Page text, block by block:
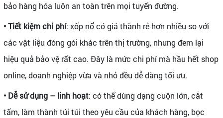
bảo hàng hóa luôn an toàn trên mọi tuyến đường.
• Tiết kiệm chi phí: xốp nổ có giá thành rẻ hơn nhiều so với
các vật liệu đóng gói khác trên thị trường, nhưng đem lại
hiệu quả bảo vệ rất cao. Đây là mức chi phí mà hầu hết shop
online, doanh nghiệp vừa và nhỏ đều dễ dàng tối ưu.
• Dễ sử dụng – linh hoạt: có thể dùng dạng cuộn lớn, cắt
tấm, làm thành túi túi theo yêu cầu của khách hàng, bọc